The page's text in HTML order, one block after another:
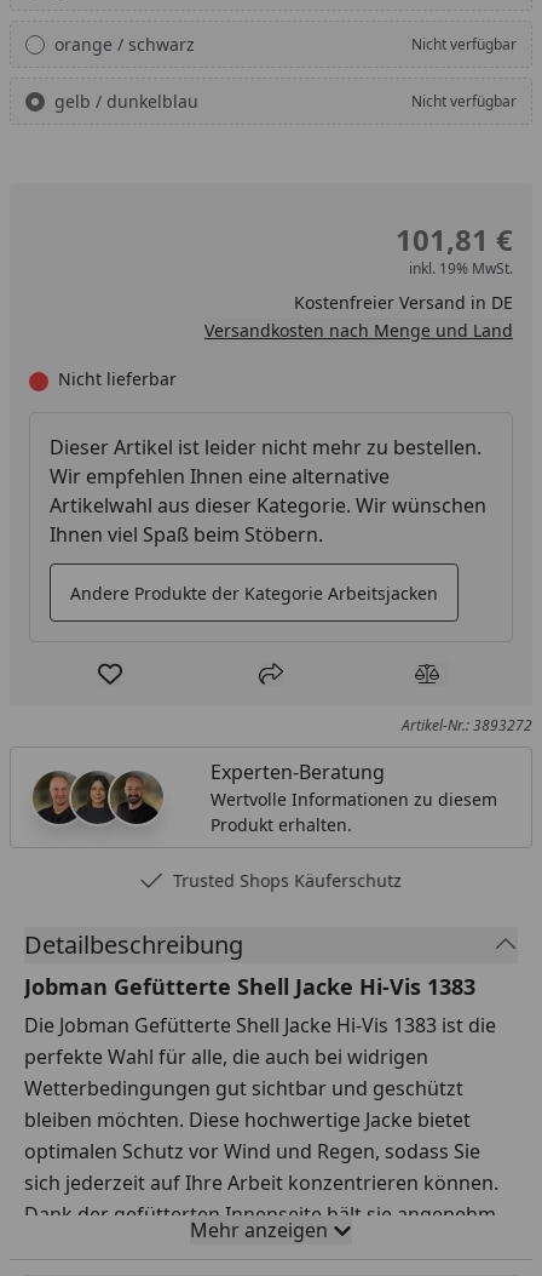
orange / schwarz Nicht verfügbar
gelb / dunkelblau Nicht verfügbar
101,81 €
inkl. 19% MwSt.
Kostenfreier Versand in DE
Versandkosten nach Menge und Land
Nicht lieferbar
Dieser Artikel ist leider nicht mehr zu bestellen.
Wir empfehlen Ihnen eine alternative
Artikelwahl aus dieser Kategorie. Wir wünschen
Ihnen viel Spaß beim Stöbern.
Andere Produkte der Kategorie Arbeitsjacken
Produkt zur Wunschliste hinzufügen
Teilen Produkt
Artikel-Nr.: 3893272
Experten-Beratung
Wertvolle Informationen zu diesem
Produkt erhalten.
Trusted Shops Käuferschutz
Detailbeschreibung
Jobman Gefütterte Shell Jacke Hi-Vis 1383
Die Jobman Gefütterte Shell Jacke Hi-Vis 1383 ist die
perfekte Wahl für alle, die auch bei widrigen
Wetterbedingungen gut sichtbar und geschützt
bleiben möchten. Diese hochwertige Jacke bietet
optimalen Schutz vor Wind und Regen, sodass Sie
sich jederzeit auf Ihre Arbeit konzentrieren können.
Dank der gefütterten Innenseite hält sie angenehm
warm, selbst wenn die Temperaturen sinken. Die Hi-
Mehr anzeigen